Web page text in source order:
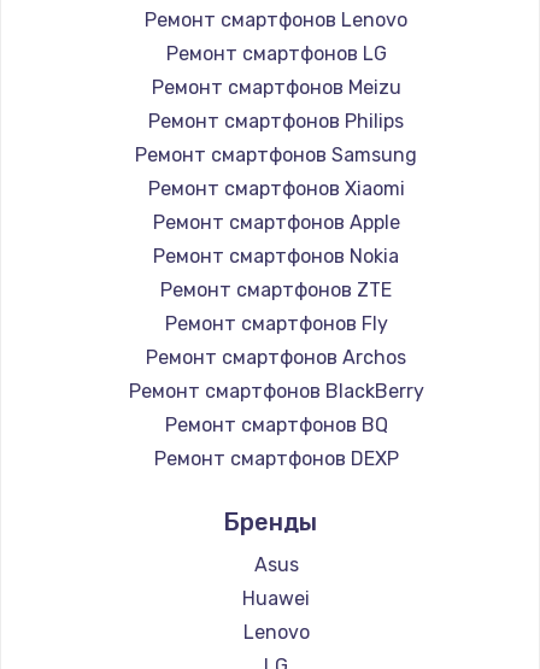
Заказать
Установка драйверов
1225 руб.
Заказать
Замена жесткого диска
1250 руб.
Заказать
Ремонт цепей питания
3000 руб.
Заказать
Замена видеокарты
2100 руб.
Заказать
Ремонт смартфонов Lenovo
Ремонт смартфонов LG
Ремонт смартфонов Meizu
Ремонт смартфонов Philips
Ремонт смартфонов Samsung
Ремонт смартфонов Xiaomi
Ремонт смартфонов Apple
Ремонт смартфонов Nokia
Ремонт смартфонов ZTE
Ремонт смартфонов Fly
Ремонт смартфонов Archos
Ремонт смартфонов BlackBerry
Ремонт смартфонов BQ
Ремонт смартфонов DEXP
Ремонт смартфонов Ginzzu
Ремонт смартфонов Highscreen
Ремонт смартфонов Irbis
Ремонт смартфонов Kyocera
Ремонт смартфонов LeEco
Бренды
Asus
Huawei
Lenovo